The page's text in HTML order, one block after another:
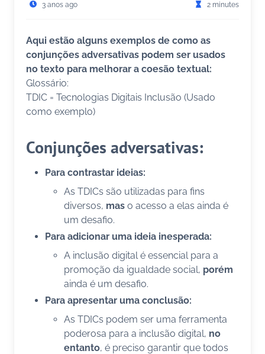
3 anos ago 2 minutes
Aqui estão alguns exemplos de como as
conjunções adversativas podem ser usados
no texto para melhorar a coesão textual:
Glossário:
TDIC = Tecnologias Digitais Inclusão (Usado
como exemplo)
Conjunções adversativas:
Para contrastar ideias:
As TDICs são utilizadas para fins
diversos, mas o acesso a elas ainda é
um desafio.
Para adicionar uma ideia inesperada:
A inclusão digital é essencial para a
promoção da igualdade social, porém
ainda é um desafio.
Para apresentar uma conclusão:
As TDICs podem ser uma ferramenta
poderosa para a inclusão digital, no
entanto, é preciso garantir que todos